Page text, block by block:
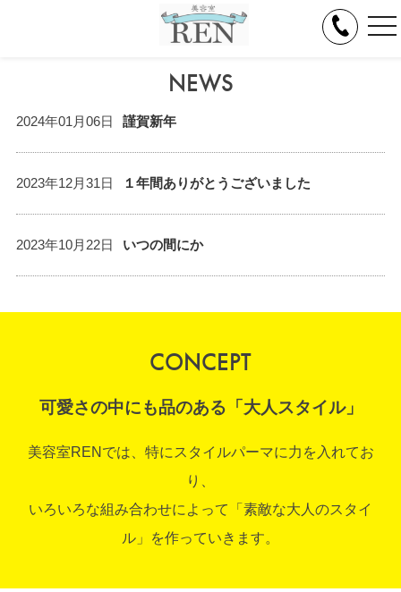
NEWS
2024年01月06日 謹賀新年
2023年12月31日 １年間ありがとうございました
2023年10月22日 いつの間にか
CONCEPT
可愛さの中にも品のある「大人スタイル」
美容室RENでは、特にスタイルパーマに力を入れてお
り、
いろいろな組み合わせによって「素敵な大人のスタイ
ル」を作っていきます。